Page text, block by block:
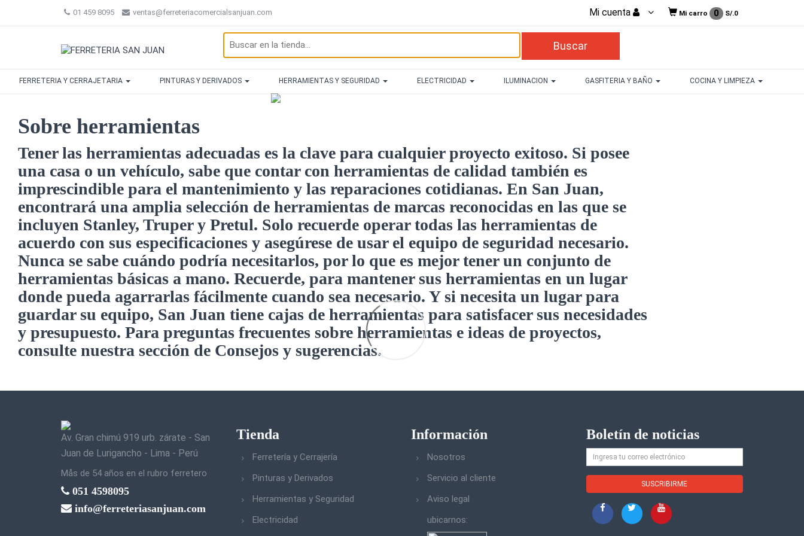
01 459 8095 ventas@ferreteriacomercialsanjuan.com Mi cuenta Mi carro 0 S/.0
FERRETERIA Y CERRAJETARIA PINTURAS Y DERIVADOS HERRAMIENTAS Y SEGURIDAD ELECTRICIDAD ILUMINACION GASFITERIA Y BAÑO COCINA Y LIMPIEZA
Sobre herramientas
Tener las herramientas adecuadas es la clave para cualquier proyecto exitoso. Si posee
una casa o un vehículo, sabe que contar con herramientas de calidad también es
imprescindible para el mantenimiento y las reparaciones cotidianas. En San Juan,
encontrará una amplia selección de herramientas de marcas reconocidas en las que se
incluyen Stanley, Truper y Pretul. Solo recuerde operar todas las herramientas de
acuerdo con sus especificaciones y asegúrese de usar el equipo de seguridad necesario.
Nunca se sabe cuándo podría necesitarlos, por lo que es mejor tener un conjunto de
herramientas básicas a mano. Recuerde, para mantener sus herramientas en un lugar
donde pueda agarrarlas fácilmente cuando sea necesario. Y si necesita un lugar para
guardar su equipo, San Juan tiene cajas de herramientas para satisfacer sus necesidades
y presupuesto. Para preguntas frecuentes sobre herramientas e ideas de proyectos,
consulte nuestra sección de Consejos y sugerencias.
Av. Gran chimú 919 urb. zárate - San
Juan de Lurigancho - Lima - Perú
Mås de 54 años en el rubro ferretero
051 4598095
info@ferreteriasanjuan.com
Tienda
Ferretería y Cerrajería
Pinturas y Derivados
Herramientas y Seguridad
Electricidad
Información
Nosotros
Servicio al cliente
Aviso legal
ubicarnos:
Boletín de noticias